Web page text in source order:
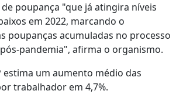
poupança "que já atingira níveis
em 2022, marcando o
poupanças acumuladas no processo
pandemia", afirma o organismo.
estima um aumento médio das
trabalhador em 4,7%.